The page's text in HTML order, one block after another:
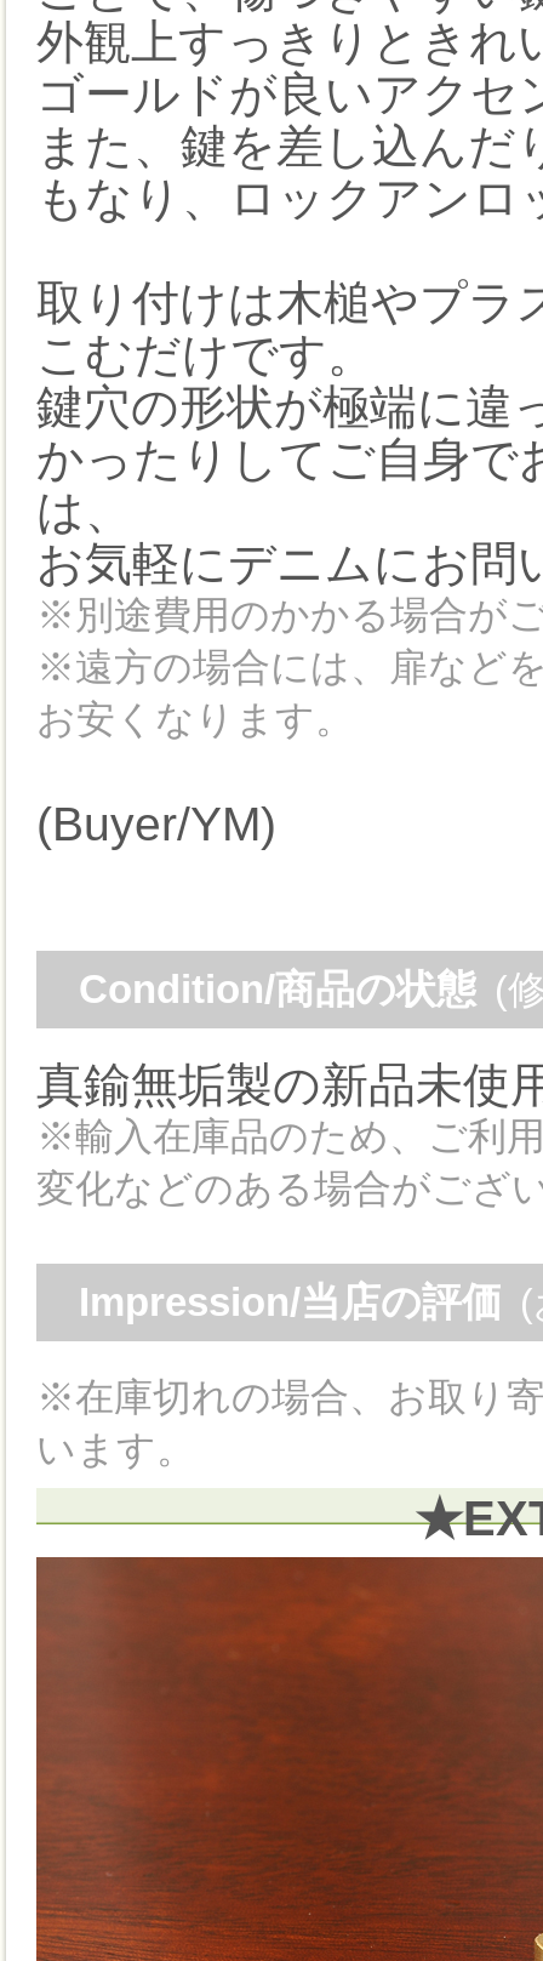
外観上すっきりときれ
ゴールドが良いアクセ
また、鍵を差し込んだ
もなり、ロックアン
取り付けは木槌やプラ
こむだけです。
鍵穴の形状が極端に違
かったりしてご自身で
は、
お気軽にデニムにお問
※別途費用のかかる場合が
※遠方の場合には、扉など
お安くなります。
(Buyer/YM)
Condition/商品の状態 (
真鍮無垢製の新品未使
※輸入在庫品のため、ご利
変化などのある場合がござ
Impression/当店の評価
※在庫切れの場合、お取り
います。